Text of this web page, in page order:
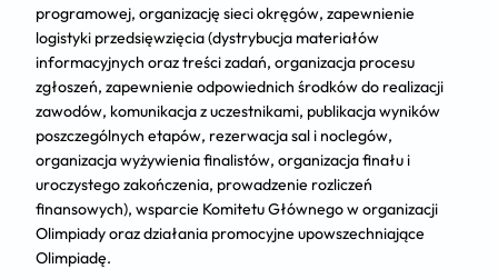
programowej, organizację sieci okręgów, zapewnienie
logistyki przedsięwzięcia (dystrybucja materiałów
informacyjnych oraz treści zadań, organizacja procesu
zgłoszeń, zapewnienie odpowiednich środków do realizacji
zawodów, komunikacja z uczestnikami, publikacja wyników
poszczególnych etapów, rezerwacja sal i noclegów,
organizacja wyżywienia finalistów, organizacja finału i
uroczystego zakończenia, prowadzenie rozliczeń
finansowych), wsparcie Komitetu Głównego w organizacji
Olimpiady oraz działania promocyjne upowszechniające
Olimpiadę.